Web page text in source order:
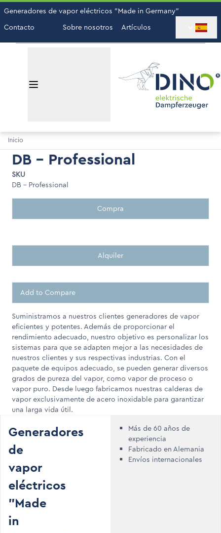
Generadores de vapor eléctricos "Made in Germany"
Contacto
Sobre nosotros Artículos
Inicio
DB - Professional
SKU
DB - Professional
Compra
Alquiler
Add to Compare
Suministramos a nuestros clientes generadores de vapor
eficientes y potentes. Además de proporcionar el
rendimiento adecuado, nuestro objetivo es personalizar los
sistemas para que se adapten mejor a las necesidades de
nuestros clientes y sus respectivas industrias. Con el
paquete de equipos adecuado, se pueden generar diversos
grados de pureza del vapor, como vapor de proceso o
vapor puro. Desde luego fabricamos nuestras calderas de
vapor exclusivamente de acero inoxidable para garantizar
una larga vida útil.
Generadores
de
vapor
eléctricos
"Made
in
Más de 60 años de
experiencia
Fabricado en Alemania
Envíos internacionales